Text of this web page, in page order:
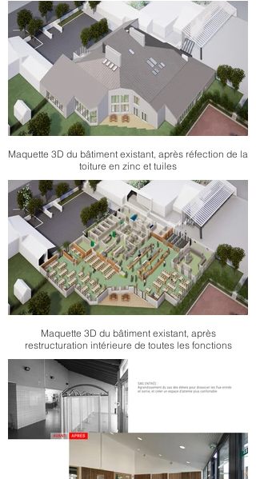
Maquette 3D du bâtiment existant, après réfection de la
toiture en zinc et tuiles
Maquette 3D du bâtiment existant, après
restructuration intérieure de toutes les fonctions